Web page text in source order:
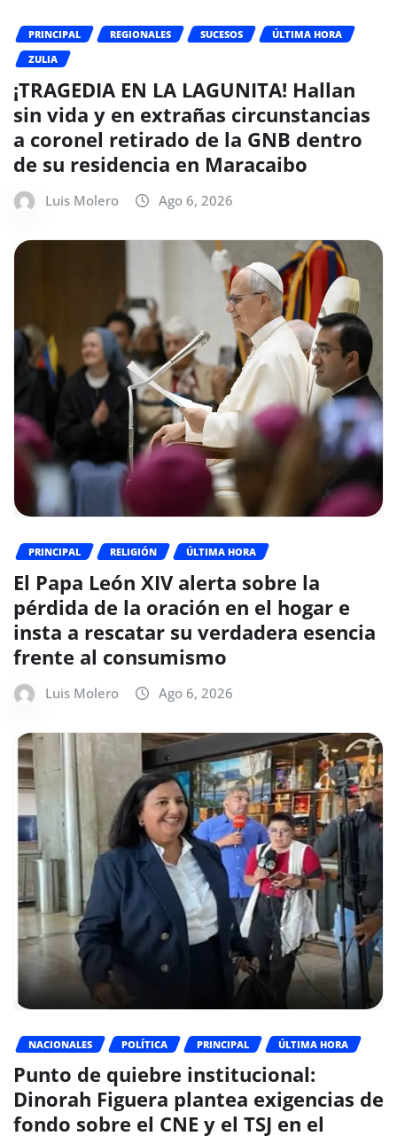
PRINCIPAL REGIONALES SUCESOS
ÚLTIMA HORA
ZULIA
¡TRAGEDIA EN LA LAGUNITA! Hallan
sin vida y en extrañas circunstancias
a coronel retirado de la GNB dentro
de su residencia en Maracaibo
Luis Molero Ago 6, 2026
PRINCIPAL RELIGIÓN ÚLTIMA HORA
El Papa León XIV alerta sobre la
pérdida de la oración en el hogar e
insta a rescatar su verdadera esencia
frente al consumismo
Luis Molero Ago 6, 2026
NACIONALES POLÍTICA PRINCIPAL ÚLTIMA HORA
Punto de quiebre institucional:
Dinorah Figuera plantea exigencias de
fondo sobre el CNE y el TSJ en el